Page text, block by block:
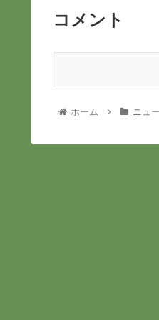
コメント
ホーム ニュ